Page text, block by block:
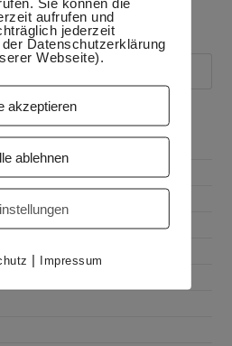
aufrufen und
jederzeit
Datenschutzerklärung
Webseite).
akzeptieren
ablehnen
| Impressum